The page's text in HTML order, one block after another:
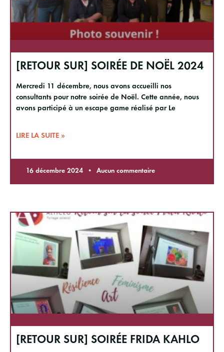
[RETOUR SUR] SOIRÉE DE NOËL 2024
Mercredi 11 décembre, nous avons accueilli nos
consultants pour notre soirée de Noël. Cette année, nous
avons participé à un escape game réalisé par Le
LIRE LA SUITE »
16 décembre 2024 Aucun commentaire
[RETOUR SUR] SOIRÉE FRIDA KAHLO